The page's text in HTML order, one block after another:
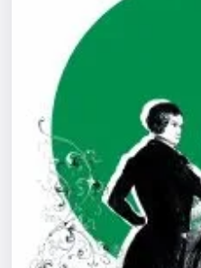
Экскурсии
Спорт
События
Города
Площадки